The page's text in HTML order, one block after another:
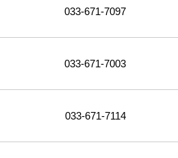
033-671-7097
033-671-7003
033-671-7114